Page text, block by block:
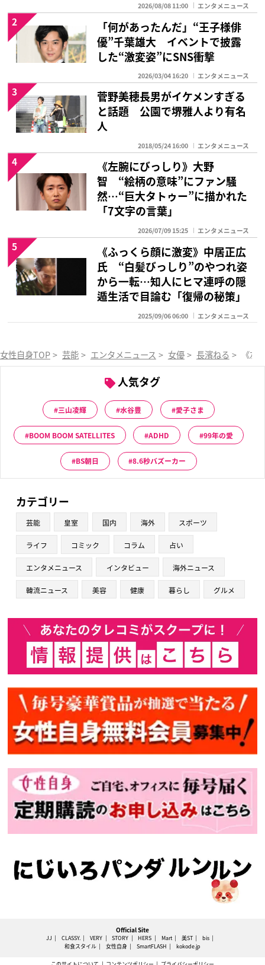
2026/08/08 11:00 エンタメニュース
「何があったんだ」“王子様俳
優”千葉雄大 イベントで披露
した“激変姿”にSNS衝撃
2026/03/04 16:20 エンタメニュース
2
菅野美穂長男がイケメンすぎる
と話題 公園で堺雅人より有名
人
2018/05/24 16:00 エンタメニュース
3
《左腕にびっしり》大野
智 “絵柄の意味”にファン騒
然…“巨大タトゥー”に描かれた
「7文字の言葉」
2026/07/09 15:25 エンタメニュース
4
《ふっくら顔に激変》中居正広
氏 “白髪びっしり”のやつれ姿
から一転…知人にヒマ連呼の隠
遁生活で目論む「復帰の秘策」
2025/09/06 06:00 エンタメニュース
5
女性自身TOP > 芸能 > エンタメニュース > 女優 > 長濱ねる > 《左
人気タグ
三山凌輝 水谷豊 愛子さま
BOOM BOOM SATELLITES ADHD 99年の愛
BS朝日 8.6秒バズーカー
カテゴリー
芸能 皇室 国内 海外 スポーツ
ライフ コミック コラム 占い
エンタメニュース インタビュー 海外ニュース
韓流ニュース 美容 健康 暮らし グルメ
Official Site
JJ CLASSY. VERY STORY HERS Mart 美ST
bis
和食スタイル
女性自身 SmartFLASH kokode.jp